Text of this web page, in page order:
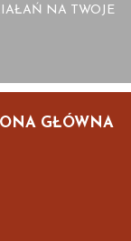
NA TWOJE
GŁÓWNA